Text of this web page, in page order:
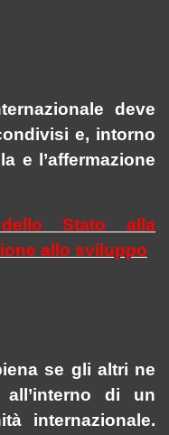
deve
e, intorno
e l’affermazione
Stato alla
allo sviluppo
se gli altri ne
di un
internazionale.